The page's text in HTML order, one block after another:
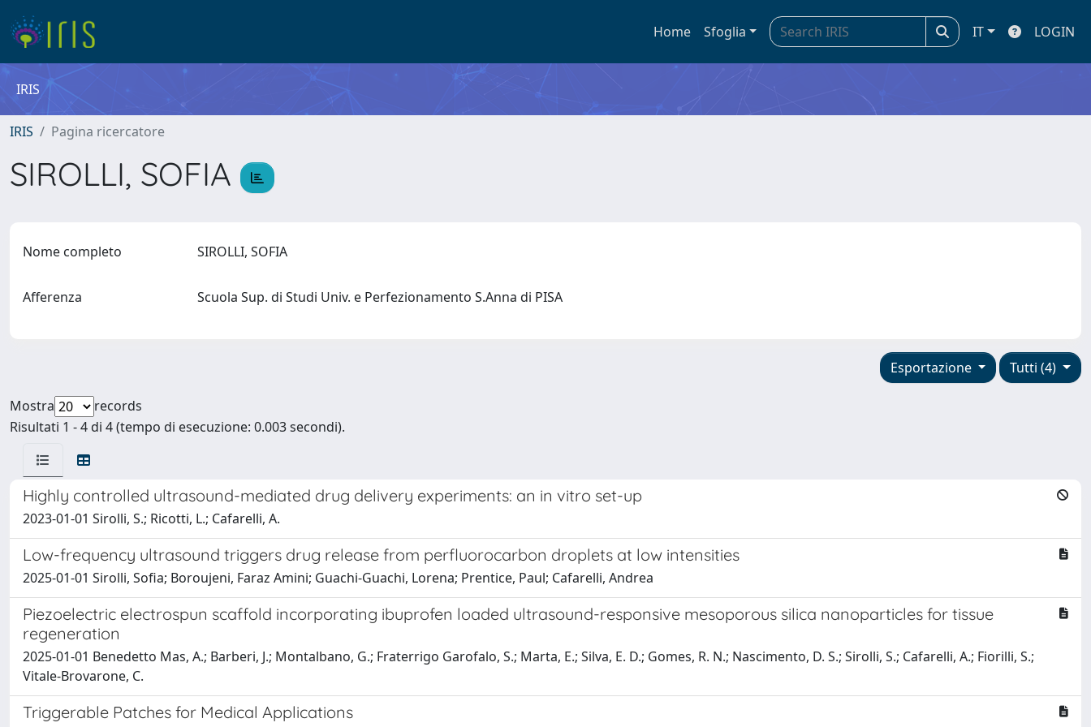
Home Sfoglia IT LOGIN
IRIS
IRIS Pagina ricercatore
SIROLLI, SOFIA
Nome completo SIROLLI, SOFIA
Afferenza Scuola Sup. di Studi Univ. e Perfezionamento S.Anna di PISA
Tutti (4)
Esportazione
Mostra
records
Risultati 1 - 4 di 4 (tempo di esecuzione: 0.003 secondi).
Highly controlled ultrasound-mediated drug delivery experiments: an in vitro set-up
2023-01-01 Sirolli, S.; Ricotti, L.; Cafarelli, A.
Low-frequency ultrasound triggers drug release from perfluorocarbon droplets at low intensities
2025-01-01 Sirolli, Sofia; Boroujeni, Faraz Amini; Guachi-Guachi, Lorena; Prentice, Paul; Cafarelli, Andrea
Piezoelectric electrospun scaffold incorporating ibuprofen loaded ultrasound-responsive mesoporous silica nanoparticles for tissue
regeneration
2025-01-01 Benedetto Mas, A.; Barberi, J.; Montalbano, G.; Fraterrigo Garofalo, S.; Marta, E.; Silva, E. D.; Gomes, R. N.; Nascimento, D. S.; Sirolli, S.; Cafarelli, A.; Fiorilli, S.;
Vitale-Brovarone, C.
Triggerable Patches for Medical Applications